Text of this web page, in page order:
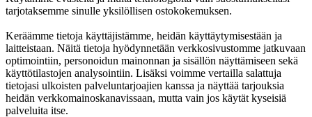
tarjotaksemme sinulle yksilöllisen ostokokemuksen.
Keräämme tietoja käyttäjistämme, heidän käyttäytymisestään ja
laitteistaan. Näitä tietoja hyödynnetään verkkosivustomme jatkuvaan
optimointiin, personoidun mainonnan ja sisällön näyttämiseen sekä
käyttötilastojen analysointiin. Lisäksi voimme vertailla salattuja
tietojasi ulkoisten palveluntarjoajien kanssa ja näyttää tarjouksia
heidän verkkomainoskanavissaan, mutta vain jos käytät kyseisiä
palveluita itse.